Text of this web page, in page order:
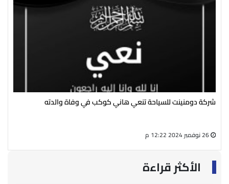
شركة دومنينت للسياحة تنعي هاني كوكب في وفاة والدته
الأكثر قراءة